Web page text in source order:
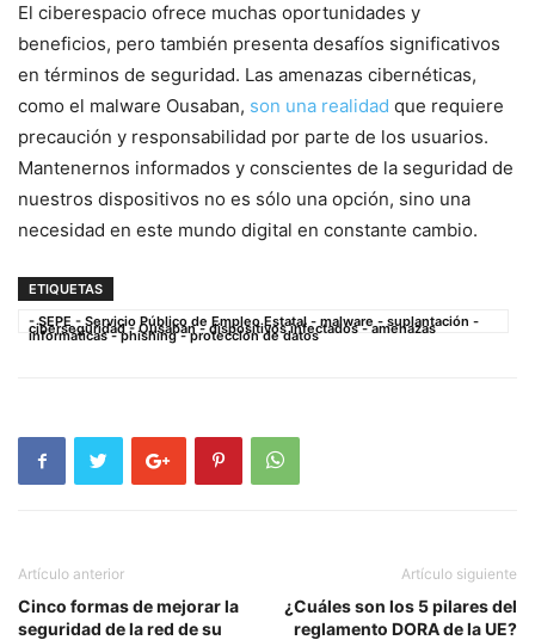
El ciberespacio‌ ofrece muchas ‌oportunidades y
beneficios, pero‌ también presenta desafíos significativos
en términos de seguridad. Las amenazas ​cibernéticas,
como el malware Ousaban,‍ son una realidad que requiere‌
precaución y responsabilidad por parte de los usuarios.
Mantenernos informados y conscientes‌ de la seguridad de‍
nuestros dispositivos no es sólo una‍ opción, sino una
necesidad⁢ en este mundo digital ​en constante cambio.
ETIQUETAS
- SEPE - Servicio Público de Empleo Estatal - malware - suplantación -
ciberseguridad - Ousaban - dispositivos infectados - amenazas
informáticas - phishing - protección de datos
Artículo anterior
Cinco formas de mejorar la
seguridad de la red de su
Artículo siguiente
¿Cuáles son los 5 pilares del
reglamento DORA de la UE?